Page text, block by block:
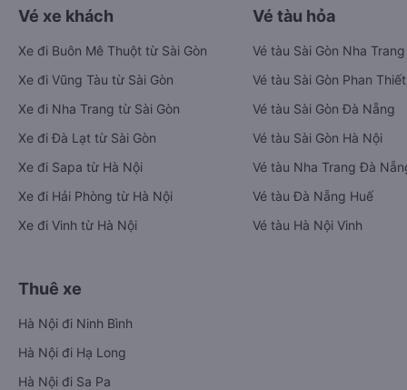
Vé xe khách
Xe đi Buôn Mê Thuột từ Sài Gòn
Xe đi Vũng Tàu từ Sài Gòn
Xe đi Nha Trang từ Sài Gòn
Xe đi Đà Lạt từ Sài Gòn
Xe đi Sapa từ Hà Nội
Xe đi Hải Phòng từ Hà Nội
Xe đi Vinh từ Hà Nội
Vé tàu hỏa
Vé tàu Sài Gòn Nha Trang
Vé tàu Sài Gòn Phan Thiết
Vé tàu Sài Gòn Đà Nẵng
Vé tàu Sài Gòn Hà Nội
Vé tàu Nha Trang Đà
Vé tàu Đà Nẵng Huế
Vé tàu Hà Nội Vinh
Thuê xe
Hà Nội đi Ninh Bình
Hà Nội đi Hạ Long
Hà Nội đi Sa Pa